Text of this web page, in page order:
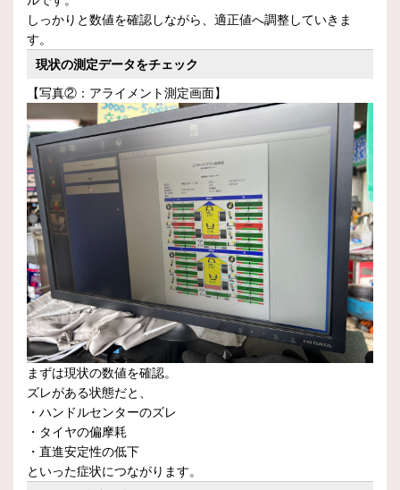
しっかりと数値を確認しながら、適正値へ調整していきま
す。
現状の測定データをチェック
【写真②：アライメント測定画面】
まずは現状の数値を確認。
ズレがある状態だと、
・ハンドルセンターのズレ
・タイヤの偏摩耗
・直進安定性の低下
といった症状につながります。